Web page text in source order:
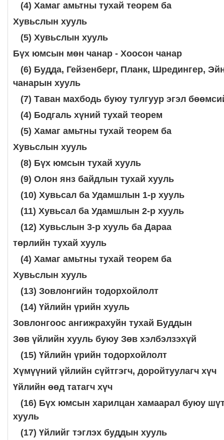
(4) Хамаг амьтны тухай теорем ба
Хувьслын хууль
(5) Хувьслын хууль
Бүх юмсын мөн чанар - Хоосон чанар
(6) Будда, Гейзенберг, Планк, Шредингер,
чанарын хууль
(7) Таван махбодь буюу тулгуур эгэл
(4) Бодгаль хүний тухай теорем
(5) Хамаг амьтны тухай теорем ба
Хувьслын хууль
(8) Бүх юмсын тухай хууль
(9) Олон янз байдлын тухай хууль
(10) Хувьсал ба Удамшлын 1-р хууль
(11) Хувьсал ба Удамшлын 2-р хууль
(12) Хувьслын 3-р хууль ба Дараа
төрлийн тухай хууль
(4) Хамаг амьтны тухай теорем ба
Хувьслын хууль
(13) Зовлонгийн тодорхойлолт
(14) Үйлийн үрийн хууль
Зовлонгоос ангижрахуйн тухай Буддын
Зөв үйлийн хууль буюу Зөв хэлбэлзэхүй
(15) Үйлийн үрийн тодорхойлолт
Хүмүүний үйлийн сүйтгэгч, доройтуулагч хүч
Үйлийн өөд татагч хүч
(16) Бүх юмсын харилцан хамаарал буюу
хууль
(17) Үйлийг тэглэх буддын хууль